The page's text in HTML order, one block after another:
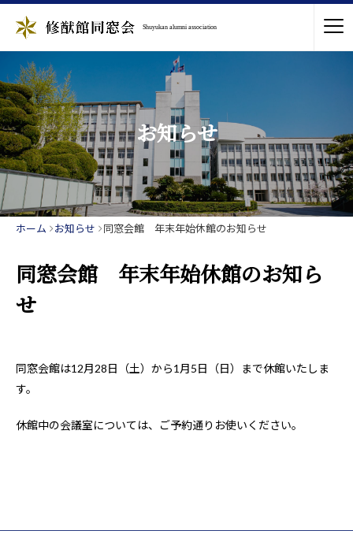
Shuyukan alumni association
お知らせ
ホーム お知らせ 同窓会館 年末年始休館のお知らせ
同窓会館 年末年始休館のお知ら
せ
同窓会館は12月28日（土）から1月5日（日）まで休館いたしま
す。
休館中の会議室については、ご予約通りお使いください。